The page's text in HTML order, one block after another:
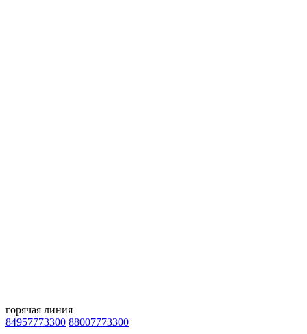
горячая линия
84957773300 88007773300